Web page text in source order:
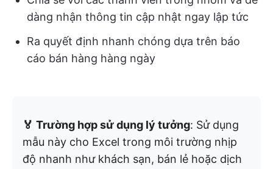
dàng nhận thông tin cập nhật ngay lập tức
Ra quyết định nhanh chóng dựa trên báo
cáo bán hàng hàng ngày
🏅 Trường hợp sử dụng lý tưởng: Sử dụng
mẫu này cho Excel trong môi trường nhịp
độ nhanh như khách sạn, bán lẻ hoặc dịch